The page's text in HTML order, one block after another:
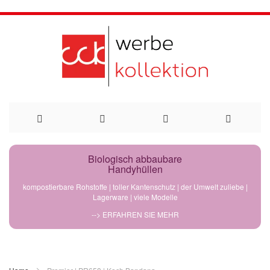
Direkt
Biologisch abbaubare
Handyhüllen
kompostierbare Rohstoffe | toller Kantenschutz | der Umwelt zuliebe |
Lagerware | viele Modelle
--> ERFAHREN SIE MEHR